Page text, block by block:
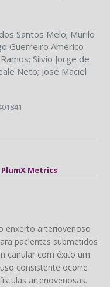
Santos Melo; Murilo
Guerreiro Americo
; Silvio Jorge de
Neto; José Maciel
PlumX Metrics
enxerto arteriovenoso
pacientes submetidos
canular com êxito um
consistente ocorre
arteriovenosas.